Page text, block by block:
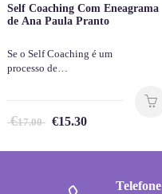
Self Coaching Com Eneagrama
de Ana Paula Pranto
Se o Self Coaching é um
processo de…
€17.00 €15.30
Telefone